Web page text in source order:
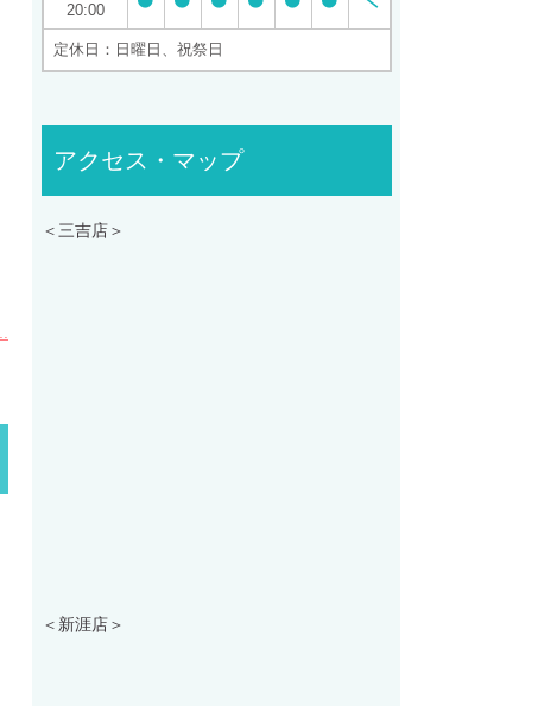
20:00
定休日：日曜日、祝祭日
アクセス・マップ
＜三吉店＞
＜新涯店＞